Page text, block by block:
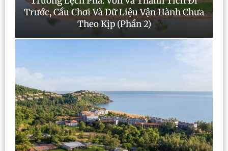
Trước, Cầu Chơi Và Dữ Liệu Vận Hành Chưa
Theo Kịp (Phần 2)